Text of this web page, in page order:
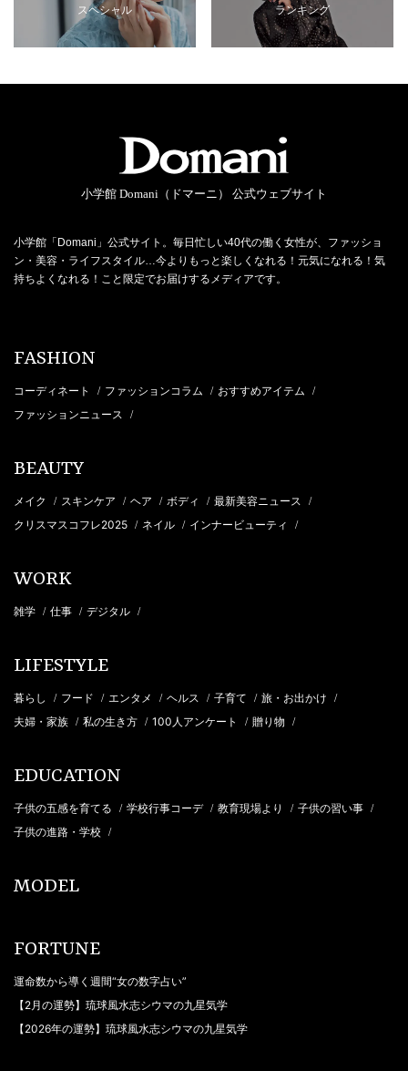
スペシャル ランキング
小学館 Domani（ドマーニ） 公式ウェブサイト
小学館「Domani」公式サイト。毎日忙しい40代の働く女性が、ファッショ
ン・美容・ライフスタイル…今よりもっと楽しくなれる！元気になれる！気
持ちよくなれる！こと限定でお届けするメディアです。
FASHION
コーディネート / ファッションコラム / おすすめアイテム /
ファッションニュース /
BEAUTY
メイク / スキンケア / ヘア / ボディ / 最新美容ニュース /
クリスマスコフレ2025 / ネイル / インナービューティ /
WORK
雑学 / 仕事 / デジタル /
LIFESTYLE
暮らし / フード / エンタメ / ヘルス / 子育て / 旅・お出かけ /
夫婦・家族 / 私の生き方 / 100人アンケート / 贈り物 /
EDUCATION
子供の五感を育てる / 学校行事コーデ / 教育現場より / 子供の習い事 /
子供の進路・学校 /
MODEL
FORTUNE
運命数から導く週間“女の数字占い”
【2月の運勢】琉球風水志シウマの九星気学
【2026年の運勢】琉球風水志シウマの九星気学